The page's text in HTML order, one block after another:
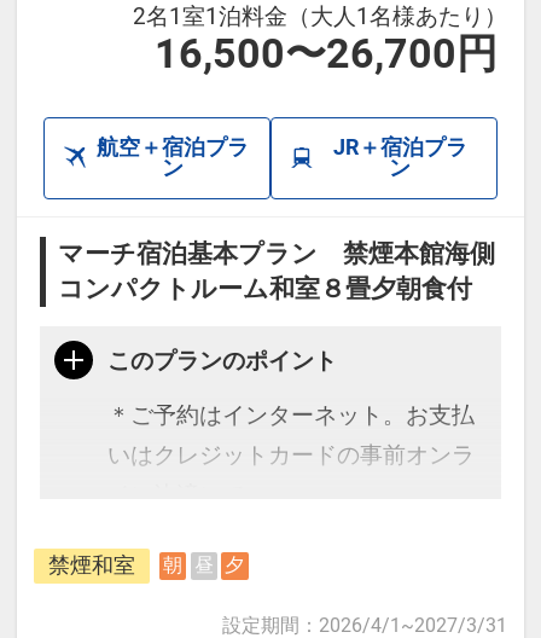
2名1室1泊料金（大人1名様あたり）
16,500〜26,700円
航空＋宿泊プラ
ン
JR＋宿泊プラ
ン
マーチ宿泊基本プラン 禁煙本館海側
コンパクトルーム和室８畳夕朝食付
このプランのポイント
＊ご予約はインターネット。お支払
いはクレジットカードの事前オンラ
（税サ込・現地払い）
禁煙和室 朝 昼 夕
設定期間 ： 2026/4/1 ~2027/3/31